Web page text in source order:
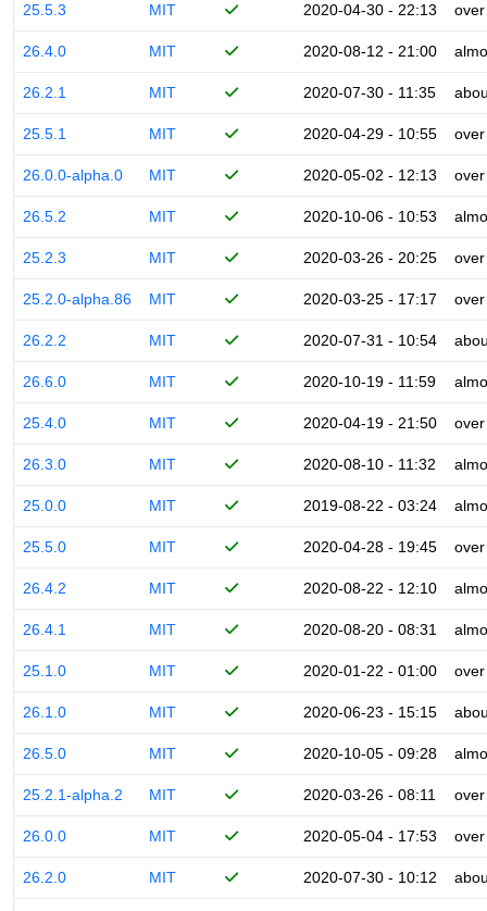
25.5.3 MIT 2020-04-30 - 22:13
26.4.0 MIT 2020-08-12 - 21:00
26.2.1 MIT 2020-07-30 - 11:35
25.5.1 MIT 2020-04-29 - 10:55
26.0.0-alpha.0 MIT 2020-05-02 - 12:13
26.5.2 MIT 2020-10-06 - 10:53
25.2.3 MIT 2020-03-26 - 20:25
25.2.0-alpha.86 MIT 2020-03-25 - 17:17
26.2.2 MIT 2020-07-31 - 10:54
26.6.0 MIT 2020-10-19 - 11:59
25.4.0 MIT 2020-04-19 - 21:50
26.3.0 MIT 2020-08-10 - 11:32
25.0.0 MIT 2019-08-22 - 03:24
25.5.0 MIT 2020-04-28 - 19:45
26.4.2 MIT 2020-08-22 - 12:10
26.4.1 MIT 2020-08-20 - 08:31
25.1.0 MIT 2020-01-22 - 01:00
26.1.0 MIT 2020-06-23 - 15:15
26.5.0 MIT 2020-10-05 - 09:28
25.2.1-alpha.2 MIT 2020-03-26 - 08:11
26.0.0 MIT 2020-05-04 - 17:53
26.2.0 MIT 2020-07-30 - 10:12